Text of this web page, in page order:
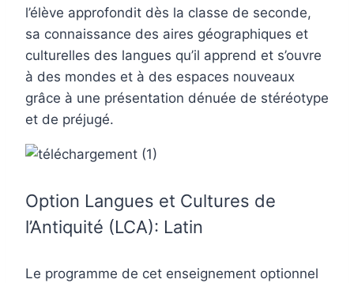
l’élève approfondit dès la classe de seconde,
sa connaissance des aires géographiques et
culturelles des langues qu’il apprend et s’ouvre
à des mondes et à des espaces nouveaux
grâce à une présentation dénuée de stéréotype
et de préjugé.
Option Langues et Cultures de
l’Antiquité (LCA): Latin
Le programme de cet enseignement optionnel